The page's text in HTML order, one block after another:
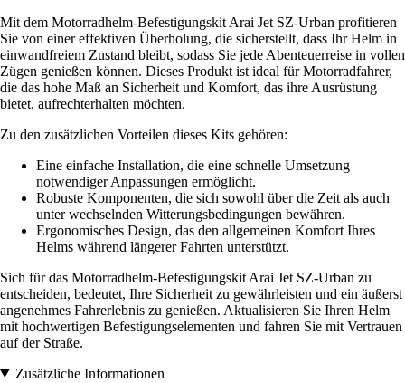
Mit dem Motorradhelm-Befestigungskit Arai Jet SZ-Urban profitieren
Sie von einer effektiven Überholung, die sicherstellt, dass Ihr Helm in
einwandfreiem Zustand bleibt, sodass Sie jede Abenteuerreise in vollen
Zügen genießen können. Dieses Produkt ist ideal für Motorradfahrer,
die das hohe Maß an Sicherheit und Komfort, das ihre Ausrüstung
bietet, aufrechterhalten möchten.
Zu den zusätzlichen Vorteilen dieses Kits gehören:
Eine einfache Installation, die eine schnelle Umsetzung
notwendiger Anpassungen ermöglicht.
Robuste Komponenten, die sich sowohl über die Zeit als auch
unter wechselnden Witterungsbedingungen bewähren.
Ergonomisches Design, das den allgemeinen Komfort Ihres
Helms während längerer Fahrten unterstützt.
Sich für das Motorradhelm-Befestigungskit Arai Jet SZ-Urban zu
entscheiden, bedeutet, Ihre Sicherheit zu gewährleisten und ein äußerst
angenehmes Fahrerlebnis zu genießen. Aktualisieren Sie Ihren Helm
mit hochwertigen Befestigungselementen und fahren Sie mit Vertrauen
auf der Straße.
Zusätzliche Informationen